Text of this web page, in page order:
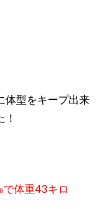
体型をキープ出来
で体重43キロ